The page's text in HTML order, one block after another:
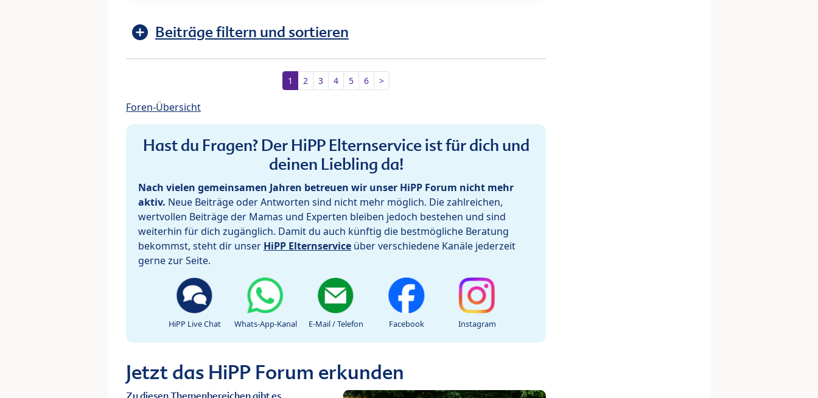
Beiträge filtern und sortieren
1 2 3 4 5 6 >
Foren-Übersicht
Hast du Fragen? Der HiPP Elternservice ist für dich und
deinen Liebling da!
Nach vielen gemeinsamen Jahren betreuen wir unser HiPP Forum nicht mehr
aktiv. Neue Beiträge oder Antworten sind nicht mehr möglich. Die zahlreichen,
wertvollen Beiträge der Mamas und Experten bleiben jedoch bestehen und sind
weiterhin für dich zugänglich. Damit du auch künftig die bestmögliche Beratung
bekommst, steht dir unser HiPP Elternservice über verschiedene Kanäle jederzeit
gerne zur Seite.
HiPP Live Chat Whats-App-Kanal E-Mail / Telefon Facebook Instagram
Jetzt das HiPP Forum erkunden